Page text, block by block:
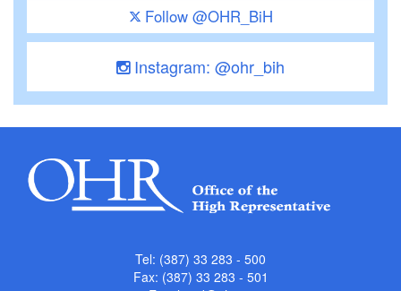
Follow @OHR_BiH
Instagram: @ohr_bih
Tel: (387) 33 283 - 500
Fax: (387) 33 283 - 501